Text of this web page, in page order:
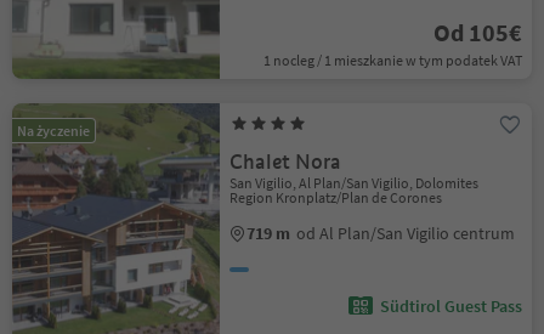
Od 105€
1 nocleg / 1 mieszkanie w tym podatek VAT
Na życzenie
Chalet Nora
San Vigilio, Al Plan/San Vigilio, Dolomites
Region Kronplatz/Plan de Corones
719 m od Al Plan/San Vigilio centrum
Südtirol Guest Pass